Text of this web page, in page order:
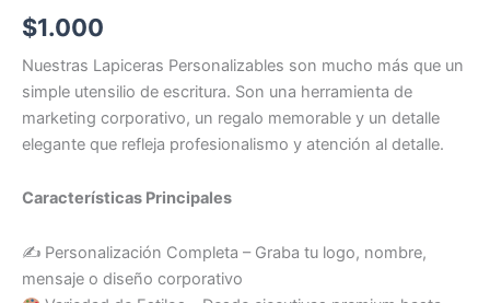
$1.000
Nuestras Lapiceras Personalizables son mucho más que un
simple utensilio de escritura. Son una herramienta de
marketing corporativo, un regalo memorable y un detalle
elegante que refleja profesionalismo y atención al detalle.
Características Principales
✍️ Personalización Completa – Graba tu logo, nombre,
mensaje o diseño corporativo